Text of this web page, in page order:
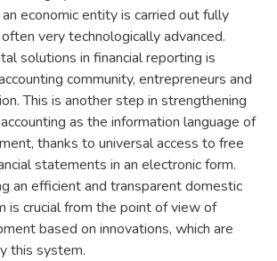
economic entity is carried out fully
very technologically advanced.
solutions in financial reporting is
community, entrepreneurs and
This is another step in strengthening
as the information language of
thanks to universal access to free
statements in an electronic form.
an efficient and transparent domestic
is crucial from the point of view of
based on innovations, which are
this system.